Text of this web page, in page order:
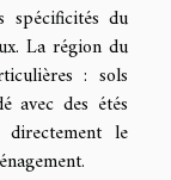
spécificités du
La région du
: sols
avec des étés
directement le